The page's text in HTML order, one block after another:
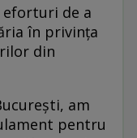
eforturi de a
în privința
din
am
pentru